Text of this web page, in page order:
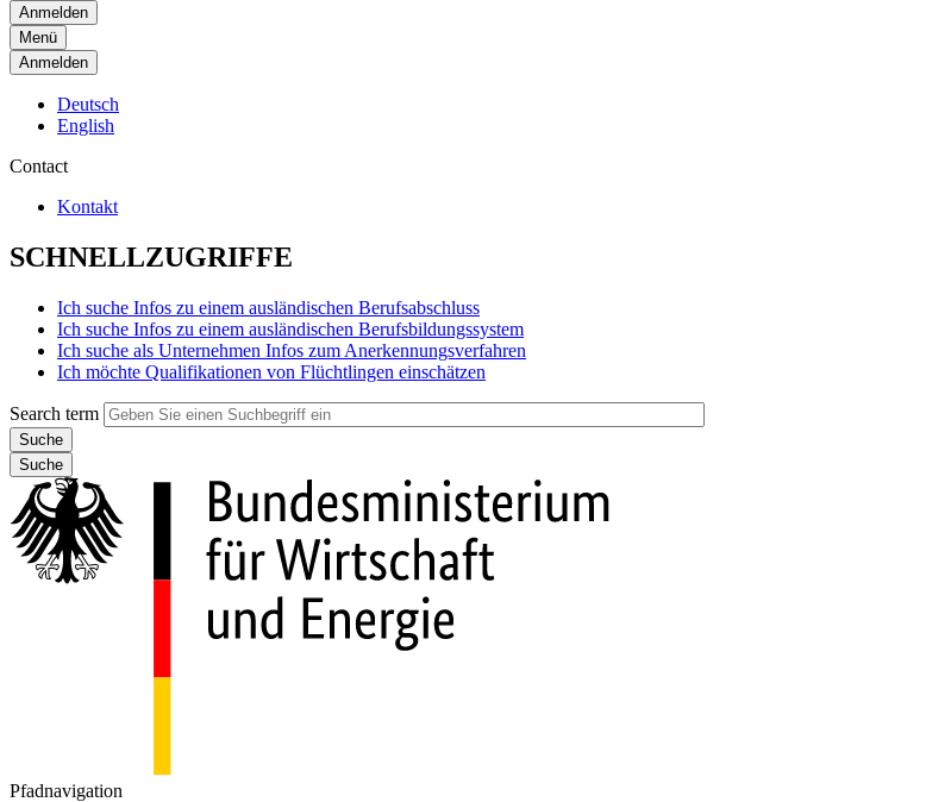
Menü
Anmelden
Deutsch
English
Contact
Kontakt
SCHNELLZUGRIFFE
Ich suche Infos zu einem ausländischen Berufsabschluss
Ich suche Infos zu einem ausländischen Berufsbildungssystem
Ich suche als Unternehmen Infos zum Anerkennungsverfahren
Ich möchte Qualifikationen von Flüchtlingen einschätzen
Search term
Suche
Pfadnavigation